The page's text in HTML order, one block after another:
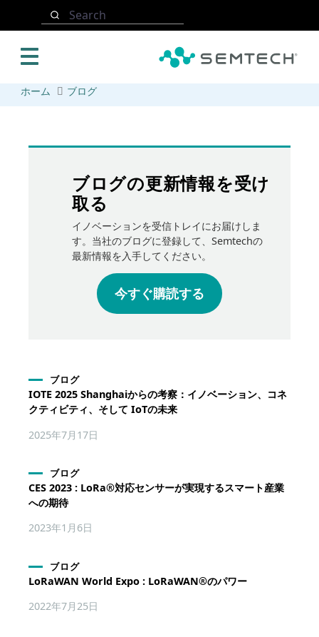
Search
ホーム ブログ
ブログの更新情報を受け
取る
イノベーションを受信トレイにお届けしま
す。当社のブログに登録して、Semtechの
最新情報を入手してください。
今すぐ購読する
ブログ
IOTE 2025 Shanghaiからの考察：イノベーション、コネ
クティビティ、そして IoTの未来
2025年7月17日
ブログ
CES 2023 : LoRa®対応センサーが実現するスマート産業
への期待
2023年1月6日
ブログ
LoRaWAN World Expo : LoRaWAN®のパワー
2022年7月25日